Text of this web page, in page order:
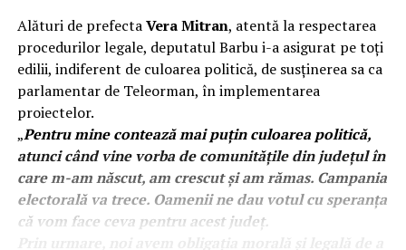
Alături de prefectaVera Mitran, atentă la respectarea
procedurilor legale, deputatul Barbu i-a asigurat pe toți
edilii, indiferent de culoarea politică, de susținerea sa ca
parlamentar de Teleorman, în implementarea
proiectelor.
„Pentru mine contează mai puțin culoarea politică,
atunci când vine vorba de comunitățile din județul în
care m-am născut, am crescut și am rămas. Campania
electorală va trece. Oamenii ne dau votul cu speranța
că vom face ceva pentru acest județ.